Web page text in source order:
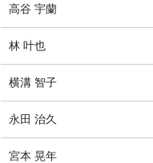
高谷 宇蘭
林 叶也
横溝 智子
永田 治久
宮本 晃年